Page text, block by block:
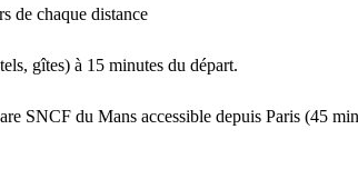
de chaque distance
gîtes) à 15 minutes du départ.
SNCF du Mans accessible depuis Paris (45